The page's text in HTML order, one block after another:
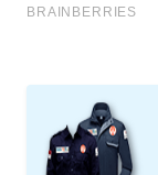
KONSUMEN